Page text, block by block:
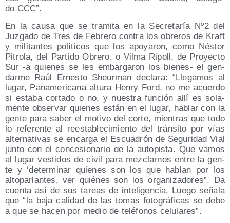
do CCC”.
En la cau­sa que se tra­mi­ta en la Secre­ta­ría Nº2 del
Juz­ga­do de Tres de Febre­ro con­tra los obre­ros de Kraft
y mili­tan­tes polí­ti­cos que los apo­ya­ron, como Nés­tor
Pitro­la, del Par­ti­do Obre­ro, o Vil­ma Ripoll, de Pro­yec­to
Sur ‑a quie­nes se les embar­ga­ron los bie­nes- el gen­
dar­me Raúl Ernes­to Sheur­man decla­ra: “Lle­ga­mos al
lugar, Pan­ame­ri­ca­na altu­ra Henry Ford, no me acuer­do
si esta­ba cor­ta­do o no, y nues­tra fun­ción allí es sola­
men­te obser­var quie­nes están en el lugar, hablar con la
gen­te para saber el moti­vo del cor­te, mien­tras que todo
lo refe­ren­te al rees­ta­ble­ci­mien­to del trán­si­to por vías
alter­na­ti­vas se encar­ga el Escua­drón de Segu­ri­dad Vial
jun­to con el con­ce­sio­na­rio de la auto­pis­ta. Que vamos
al lugar ves­ti­dos de civil para mez­clar­nos entre la gen­
te y ‘deter­mi­nar quie­nes son los que hablan por los
alto­par­lan­tes, ver quié­nes son los orga­ni­za­do­res”. Da
cuen­ta así de sus tareas de inte­li­gen­cia. Lue­go seña­la
que “la baja cali­dad de las tomas foto­grá­fi­cas se debe
a que se hacen por medio de telé­fo­nos celulares”.